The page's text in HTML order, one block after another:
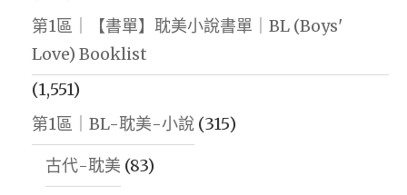
第1區｜【書單】耽美小說書單｜BL (Boys'
Love) Booklist
(1,551)
第1區｜BL-耽美-小說 (315)
古代-耽美 (83)